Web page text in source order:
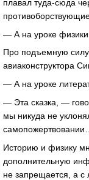
плавал туда-сюда
— А на уроке
Про подъемную
авиаконструктора
— А на уроке
— Эта сказка, —
мы никуда не
самопожертвовании…
Историю и физику
дополнительную
не запрещается, а